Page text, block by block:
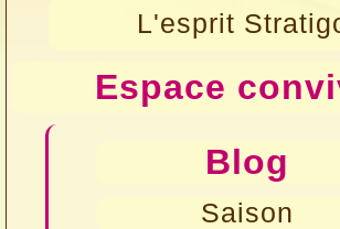
L'esprit
Espace
Blog
Saison